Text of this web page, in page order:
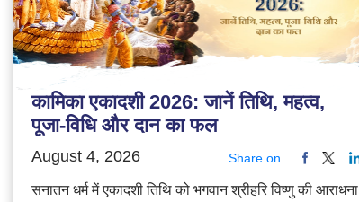
कामिका एकादशी 2026: जानें तिथि, महत्व,
पूजा-विधि और दान का फल
August 4, 2026 Share on
सनातन धर्म में एकादशी तिथि को भगवान श्रीहरि विष्णु की आराधना